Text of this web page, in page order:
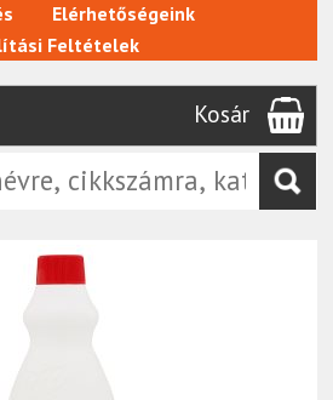
Elérhetőségeink
Feltételek
Kosár